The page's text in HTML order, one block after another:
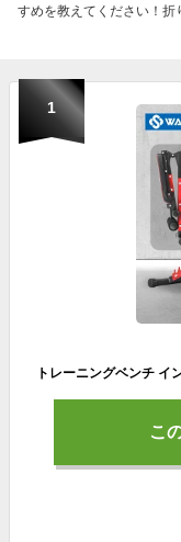
すめを教えてください！折
1
こ